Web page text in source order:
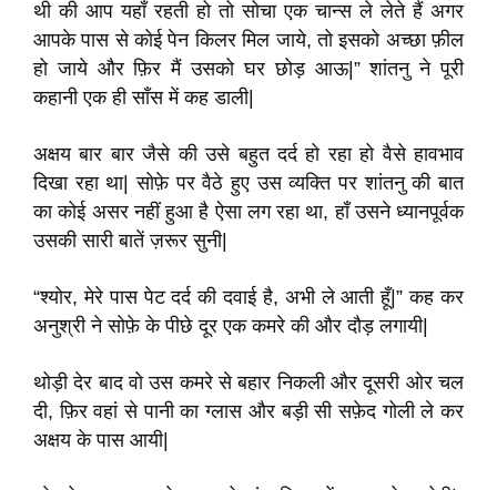
थी की आप यहाँ रहती हो तो सोचा एक चान्स ले लेते हैं अगर
आपके पास से कोई पेन किलर मिल जाये, तो इसको अच्छा फ़ील
हो जाये और फ़िर मैं उसको घर छोड़ आऊ|” शांतनु ने पूरी
कहानी एक ही साँस में कह डाली|
अक्षय बार बार जैसे की उसे बहुत दर्द हो रहा हो वैसे हावभाव
दिखा रहा था| सोफ़े पर वैठे हुए उस व्यक्ति पर शांतनु की बात
का कोई असर नहीं हुआ है ऐसा लग रहा था, हाँ उसने ध्यानपूर्वक
उसकी सारी बातें ज़रूर सुनी|
“श्योर, मेरे पास पेट दर्द की दवाई है, अभी ले आती हूँ|” कह कर
अनुश्री ने सोफ़े के पीछे दूर एक कमरे की और दौड़ लगायी|
थोड़ी देर बाद वो उस कमरे से बहार निकली और दूसरी ओर चल
दी, फ़िर वहां से पानी का ग्लास और बड़ी सी सफ़ेद गोली ले कर
अक्षय के पास आयी|